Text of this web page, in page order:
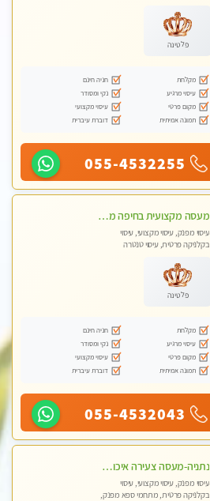
פלטינה
מקלחת
חניה חינם
עיסוי מרגיע
נקי ומסודר
מקום פרטי
עיסוי מקצועי
תמונה אמיתית
דוברת עיברית
055-4532255
מעסה מקצועית בחיפה מעסה קלאסית ומפנקת להתקשר דרך - 0505750417 WhatsApp מוזמן לחוויה בלתי נשכחת!!
עיסוי מפנק, עיסוי מקצועי, עיסוי
בקלניקה פרטית, עיסוי טנטרה
פלטינה
מקלחת
חניה חינם
עיסוי מרגיע
נקי ומסודר
מקום פרטי
עיסוי מקצועי
תמונה אמיתית
דוברת עיברית
055-4532043
נתניה-מעסה צעירה איכותית וקלאסית מזמינה אותך לעיסוי נעים מפנק ומרגיע . . . ללא מין ! highly recommended..new in the city
עיסוי מפנק, עיסוי מקצועי, עיסוי
בקלניקה פרטית, מתחמי ספא מפנק,